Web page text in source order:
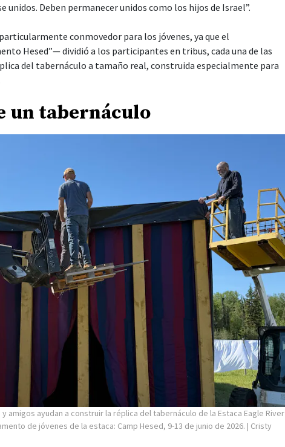
unidos. Deben permanecer unidos como los hijos de Israel”.
conmovedor para los jóvenes, ya que el
Hesed”— dividió a los participantes en tribus, cada una de las
del tabernáculo a tamaño real, construida especialmente para
un tabernáculo
amigos ayudan a construir la réplica del tabernáculo de la Estaca Eagle River
de jóvenes de la estaca: Camp Hesed, 9-13 de junio de 2026. | Cristy